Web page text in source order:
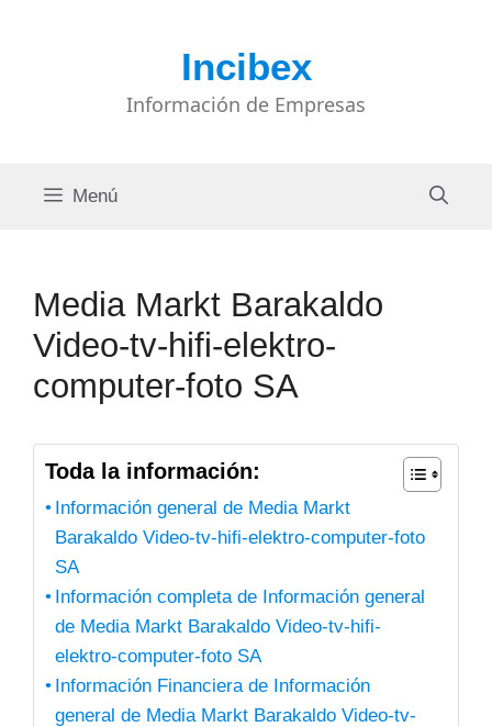
Incibex
Información de Empresas
Menú
Media Markt Barakaldo
Video-tv-hifi-elektro-
computer-foto SA
Toda la información:
Información general de Media Markt
Barakaldo Video-tv-hifi-elektro-computer-foto
SA
Información completa de Información general
de Media Markt Barakaldo Video-tv-hifi-
elektro-computer-foto SA
Información Financiera de Información
general de Media Markt Barakaldo Video-tv-